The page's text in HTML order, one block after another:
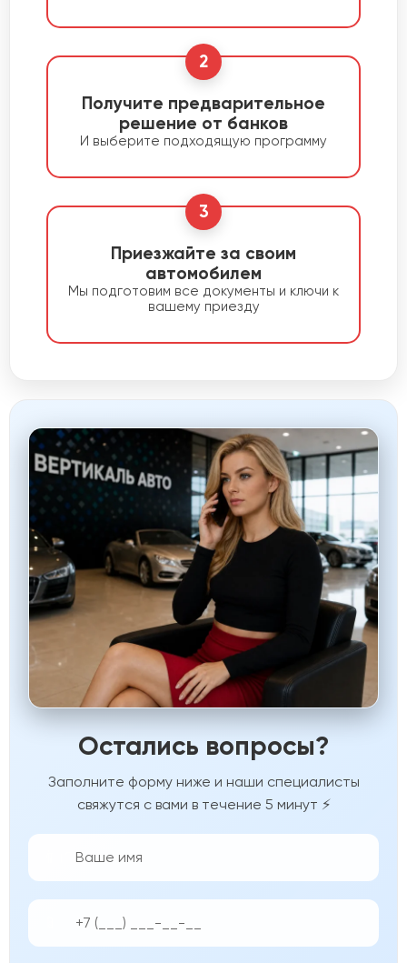
2
Получите предварительное
решение от банков
И выберите подходящую программу
3
Приезжайте за своим
автомобилем
Мы подготовим все документы и ключи к
вашему приезду
Остались вопросы?
Заполните форму ниже и наши специалисты
свяжутся с вами в течение 5 минут ⚡